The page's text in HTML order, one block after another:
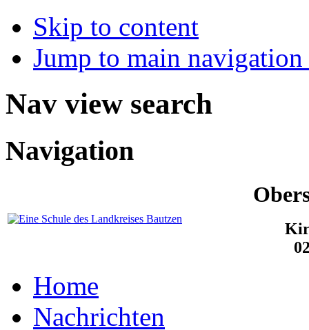
Skip to content
Jump to main
Nav view search
Navigation
Home
Nachrichten